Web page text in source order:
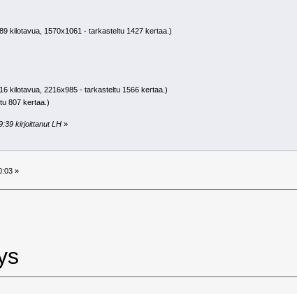
kilotavua, 1570x1061 - tarkasteltu 1427 kertaa.)
kilotavua, 2216x985 - tarkasteltu 1566 kertaa.)
807 kertaa.)
kirjoittanut LH »
»